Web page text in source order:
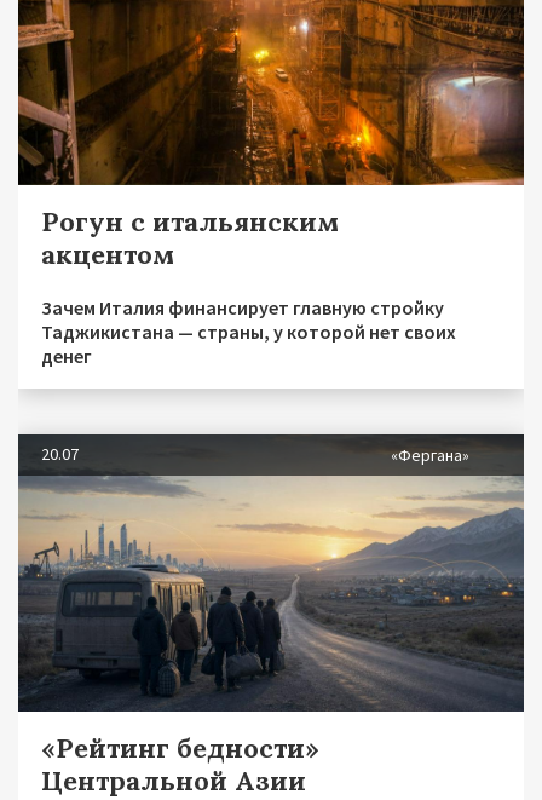
Рогун с итальянским
акцентом
Зачем Италия финансирует главную стройку
Таджикистана — страны, у которой нет своих
денег
20.07 «Фергана»
«Рейтинг бедности»
Центральной Азии